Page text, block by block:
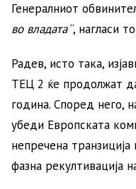
Генералниот
во владата“, нагласи
Радев, исто така,
ТЕЦ 2 ќе продолжат
година. Според него,
убеди Европската
непречена
фазна рекултивација